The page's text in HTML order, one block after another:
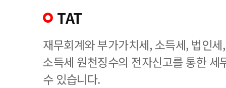
TAT
재무회계와 부가가치세, 소득세, 법인
소득세 원천징수의 전자신고를 통한 세
수 있습니다.